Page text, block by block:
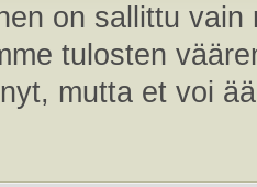
on sallittu
tulosten
mutta et voi